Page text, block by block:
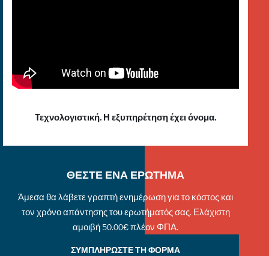
Τεχνολογιστική. Η εξυπηρέτηση έχει όνομα.
ΘΕΣΤΕ ΕΝΑ ΕΡΩΤΗΜΑ
Άμεσα θα λάβετε γραπτή ενημέρωση για το κόστος και
τον χρόνο απάντησης του ερωτήματός σας. Ελάχιστη
αμοιβή 50.00€ πλέον ΦΠΑ.
ΣΥΜΠΛΗΡΩΣΤΕ ΤΗ ΦΟΡΜΑ